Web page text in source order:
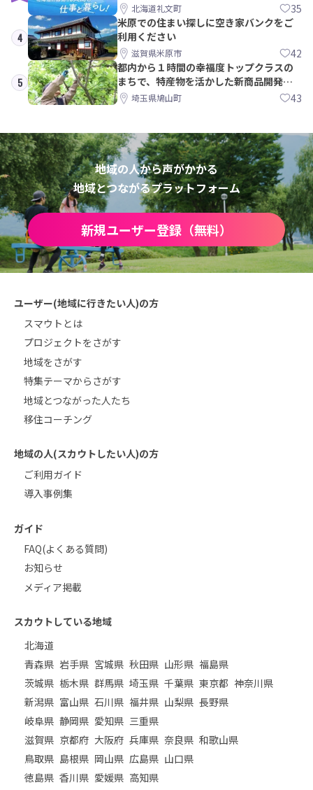
北海道礼文町 35
4
米原での住まい探しに空き家バンクをご
利用ください
滋賀県米原市 42
5
都内から１時間の幸福度トップクラスの
まちで、特産物を活かした新商品開発＆
PRメンバー募集！
埼玉県鳩山町 43
地域の人から声がかかる
地域とつながるプラットフォーム
新規ユーザー登録（無料）
ユーザー(地域に行きたい人)の方
スマウトとは
プロジェクトをさがす
地域をさがす
特集テーマからさがす
地域とつながった人たち
移住コーチング
地域の人(スカウトしたい人)の方
ご利用ガイド
導入事例集
ガイド
FAQ(よくある質問)
お知らせ
メディア掲載
スカウトしている地域
北海道
青森県 岩手県 宮城県 秋田県 山形県 福島県
茨城県 栃木県 群馬県 埼玉県 千葉県 東京都 神奈川県
新潟県 富山県 石川県 福井県 山梨県 長野県
岐阜県 静岡県 愛知県 三重県
滋賀県 京都府 大阪府 兵庫県 奈良県 和歌山県
鳥取県 島根県 岡山県 広島県 山口県
徳島県 香川県 愛媛県 高知県